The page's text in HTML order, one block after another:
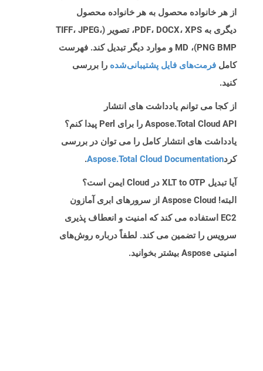
از هر خانواده محصول به هر خانواده محصول
دیگری به PDF، DOCX، XPS، تصویر (TIFF، JPEG،
PNG BMP)، MD و موارد دیگر تبدیل کند. فهرست
کامل فرمت‌های فایل پشتیبانی‌شده را بررسی
کنید.
از کجا می توانم یادداشت های انتشار
Aspose.Total Cloud API را برای Perl پیدا کنم؟
یادداشت های انتشار کامل را می توان در بررسی
کردAspose.Total Cloud Documentation
.
آیا تبدیل XLT to OTP در Cloud ایمن است؟
البته! Aspose Cloud از سرورهای ابری آمازون
EC2 استفاده می کند که امنیت و انعطاف پذیری
سرویس را تضمین می کند. لطفاً درباره روش‌های
امنیتی Aspose بیشتر بخوانید.